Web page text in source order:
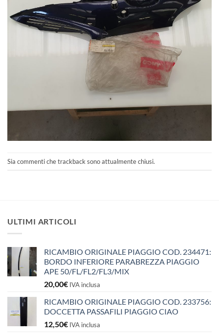
Sia commenti che trackback sono attualmente chiusi.
ULTIMI ARTICOLI
RICAMBIO ORIGINALE PIAGGIO COD. 234471:
BORDO INFERIORE PARABREZZA PIAGGIO
APE 50/FL/FL2/FL3/MIX
20,00€ IVA inclusa
RICAMBIO ORIGINALE PIAGGIO COD. 233756:
DOCCETTA PASSAFILI PIAGGIO CIAO
12,50€ IVA inclusa